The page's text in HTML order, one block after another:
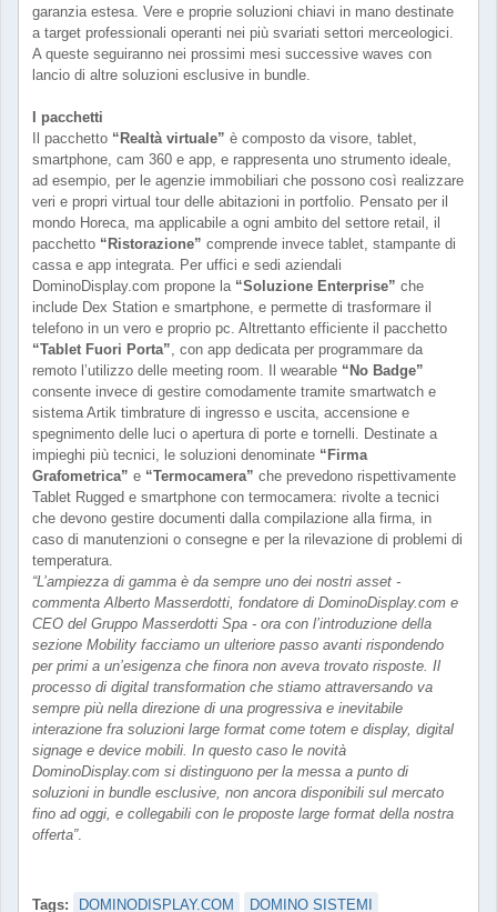
garanzia estesa. Vere e proprie soluzioni chiavi in mano destinate
a target professionali operanti nei più svariati settori merceologici.
A queste seguiranno nei prossimi mesi successive waves con
lancio di altre soluzioni esclusive in bundle.
I pacchetti
Il pacchetto “Realtà virtuale” è composto da visore, tablet,
smartphone, cam 360 e app, e rappresenta uno strumento ideale,
ad esempio, per le agenzie immobiliari che possono così realizzare
veri e propri virtual tour delle abitazioni in portfolio. Pensato per il
mondo Horeca, ma applicabile a ogni ambito del settore retail, il
pacchetto “Ristorazione” comprende invece tablet, stampante di
cassa e app integrata. Per uffici e sedi aziendali
DominoDisplay.com propone la “Soluzione Enterprise” che
include Dex Station e smartphone, e permette di trasformare il
telefono in un vero e proprio pc. Altrettanto efficiente il pacchetto
“Tablet Fuori Porta”, con app dedicata per programmare da
remoto l’utilizzo delle meeting room. Il wearable “No Badge”
consente invece di gestire comodamente tramite smartwatch e
sistema Artik timbrature di ingresso e uscita, accensione e
spegnimento delle luci o apertura di porte e tornelli. Destinate a
impieghi più tecnici, le soluzioni denominate “Firma
Grafometrica” e “Termocamera” che prevedono rispettivamente
Tablet Rugged e smartphone con termocamera: rivolte a tecnici
che devono gestire documenti dalla compilazione alla firma, in
caso di manutenzioni o consegne e per la rilevazione di problemi di
temperatura.
“L’ampiezza di gamma è da sempre uno dei nostri asset -
commenta Alberto Masserdotti, fondatore di DominoDisplay.com e
CEO del Gruppo Masserdotti Spa - ora con l’introduzione della
sezione Mobility facciamo un ulteriore passo avanti rispondendo
per primi a un’esigenza che finora non aveva trovato risposte. Il
processo di digital transformation che stiamo attraversando va
sempre più nella direzione di una progressiva e inevitabile
interazione fra soluzioni large format come totem e display, digital
signage e device mobili. In questo caso le novità
DominoDisplay.com si distinguono per la messa a punto di
soluzioni in bundle esclusive, non ancora disponibili sul mercato
fino ad oggi, e collegabili con le proposte large format della nostra
offerta”.
Tags: DOMINODISPLAY.COM DOMINO SISTEMI